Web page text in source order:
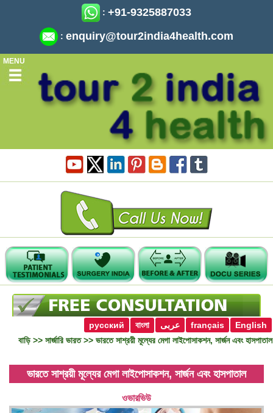
: +91-9325887033
: enquiry@tour2india4health.com
MENU
English
français عربى বাংলা
русский
বাড়ি>> সার্জারি ভারত>> ভারতে সাশ্রয়ী মূল্যের মেগা লাইপোসাকশন, সার্জন এবং হাসপাতাল
ভারতে সাশ্রয়ী মূল্যের মেগা লাইপোসাকশন, সার্জন এবং হাসপাতাল
ওভারভিউ